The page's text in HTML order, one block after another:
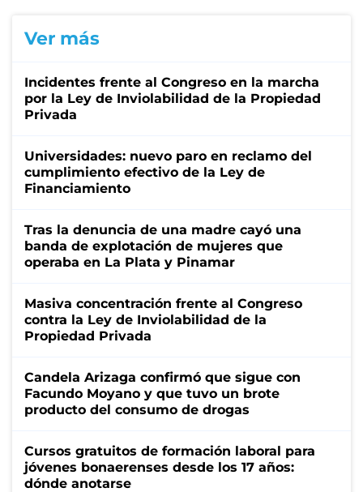
Ver más
Incidentes frente al Congreso en la marcha
por la Ley de Inviolabilidad de la Propiedad
Privada
Universidades: nuevo paro en reclamo del
cumplimiento efectivo de la Ley de
Financiamiento
Tras la denuncia de una madre cayó una
banda de explotación de mujeres que
operaba en La Plata y Pinamar
Masiva concentración frente al Congreso
contra la Ley de Inviolabilidad de la
Propiedad Privada
Candela Arizaga confirmó que sigue con
Facundo Moyano y que tuvo un brote
producto del consumo de drogas
Cursos gratuitos de formación laboral para
jóvenes bonaerenses desde los 17 años:
dónde anotarse